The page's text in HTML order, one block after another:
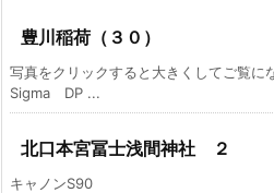
豊川稲荷（３０）
写真をクリックすると大きくしてご覧
Sigma DP ...
北口本宮冨士浅間神社 ２
キャノンS90